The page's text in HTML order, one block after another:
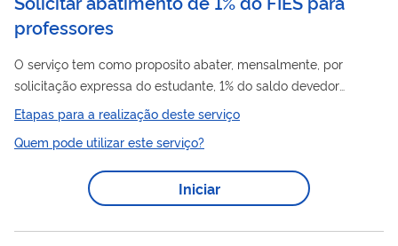
professores
O serviço tem como proposito abater, mensalmente, por
solicitação expressa do estudante, 1% do saldo devedor
consolidado, incluídos os juros devidos no período, para
professor em efetivo exercício na docência na rede pública de
educação básica, com jornada de trabalho de, no mínimo, 20
horas semanais, na condição de graduado ou estudante
regularmente matriculado em curso de licenciatura.
Etapas para a realização deste serviço
Quem pode utilizar este serviço?
Iniciar